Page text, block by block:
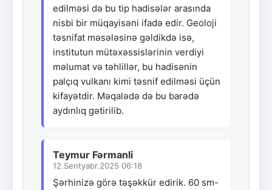
edilməsi də bu tip hadisələr arasında
nisbi bir müqayisəni ifadə edir. Geoloji
təsnifat məsələsinə gəldikdə isə,
institutun mütəxəssislərinin verdiyi
məlumat və təhlillər, bu hadisənin
palçıq vulkanı kimi təsnif edilməsi üçün
kifayətdir. Məqalədə də bu barədə
aydınlıq gətirilib.
Teymur Fərmanli
12.Sentyabr.2025 06:18
Şərhinizə görə təşəkkür edirik. 60 sm-